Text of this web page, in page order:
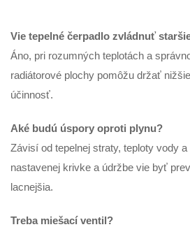
Vie tepelné čerpadlo zvládnuť
Áno, pri rozumných teplotách a
radiátorové plochy pomôžu držať
účinnosť.
Aké budú úspory oproti plynu?
Závisí od tepelnej straty, teploty vody a
nastavenej krivke a údržbe vie byť
lacnejšia.
Treba miešací ventil?